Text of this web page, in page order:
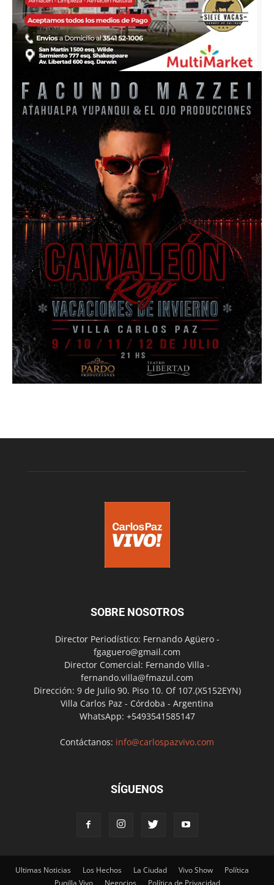
SOBRE NOSOTROS
Director Periodístico: Fernando Agüero -
fgaguero@gmail.com
Director Comercial: Fernando Villa -
fernando.villa@fmazul.com
Dirección: 9 de Julio 90. Piso 10. Of 107.(X5152EYN)
Villa Carlos Paz - Córdoba - Argentina
WhatsApp: +5493541585147
Contáctanos: info@carlospazvivo.com
SÍGUENOS
Ultimas Noticias Los Hechos La Ciudad Vivo Show
Política
Punilla Vivo
Negocios Política de Privacidad